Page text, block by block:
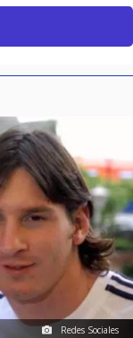
Redes Sociales